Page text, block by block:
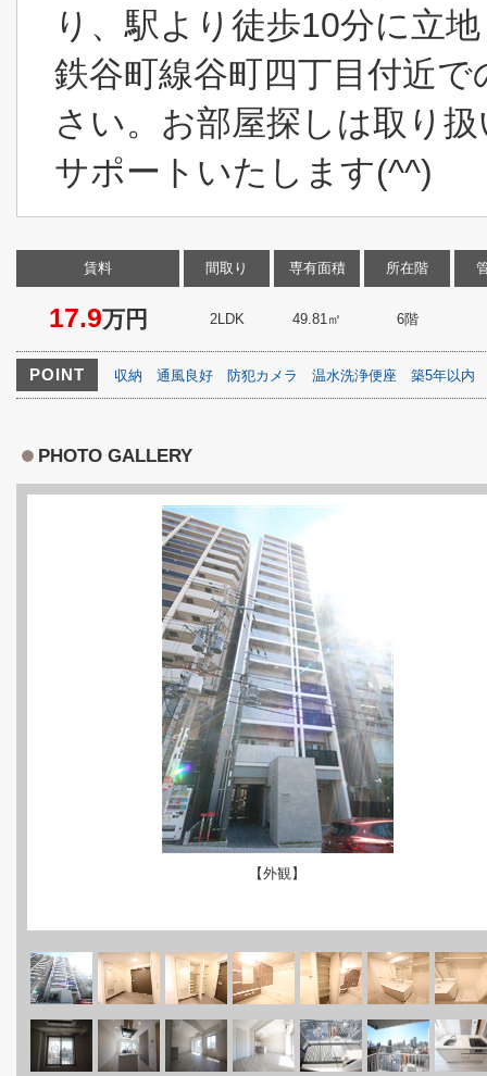
り、駅より徒歩10分に立
鉄谷町線谷町四丁目付近
さい。お部屋探しは取り
サポートいたします(^^)
賃料
17.9万円
間取り
2LDK
専有面積
49.81㎡
所在階
6階
POINT 収納 通風良好 防犯カメラ 温水洗浄便座 築5年以内
PHOTO GALLERY
【外観】